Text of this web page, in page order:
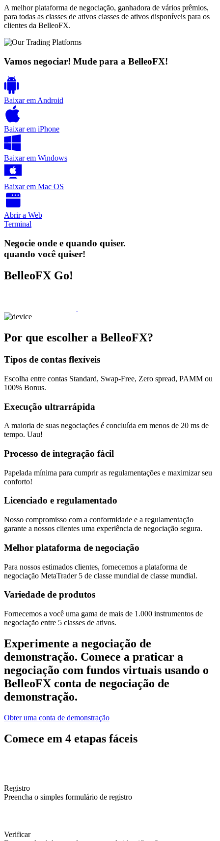
A melhor plataforma de negociação, ganhadora de vários prêmios,
para todas as classes de ativos classes de ativos disponíveis para os
clientes da BelleoFX.
Vamos negociar! Mude para a BelleoFX!
Baixar em Android
Baixar em iPhone
Baixar em Windows
Baixar em Mac OS
Abrir a Web
Terminal
Negocie onde e quando quiser.
quando você quiser!
BelleoFX Go!
Por que escolher a BelleoFX?
Tipos de contas flexíveis
Escolha entre contas Standard, Swap-Free, Zero spread, PAMM ou
100% Bonus.
Execução ultrarrápida
A maioria de suas negociações é concluída em menos de 20 ms de
tempo. Uau!
Processo de integração fácil
Papelada mínima para cumprir as regulamentações e maximizar seu
conforto!
Licenciado e regulamentado
Nosso compromisso com a conformidade e a regulamentação
garante a nossos clientes uma experiência de negociação segura.
Melhor plataforma de negociação
Para nossos estimados clientes, fornecemos a plataforma de
negociação MetaTrader 5 de classe mundial de classe mundial.
Variedade de produtos
Fornecemos a você uma gama de mais de 1.000 instrumentos de
negociação entre 5 classes de ativos.
Experimente a negociação de
demonstração. Comece a praticar a
negociação com fundos virtuais usando o
BelleoFX conta de negociação de
demonstração.
Obter uma conta de demonstração
Comece em 4 etapas fáceis
Registro
Preencha o simples formulário de registro
Verificar